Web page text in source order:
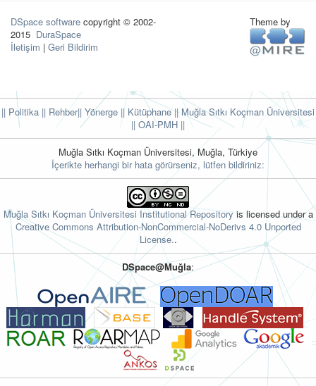
DSpace software copyright © 2002-
2015 DuraSpace
İletişim | Geri Bildirim
Theme by
|| Politika || Rehber|| Yönerge || Kütüphane|| Muğla Sıtkı Koçman Üniversitesi
|| OAI-PMH ||
Muğla Sıtkı Koçman Üniversitesi, Muğla, Türkiye
İçerikte herhangi bir hata görürseniz, lütfen bildiriniz:
Muğla Sıtkı Koçman Üniversitesi Institutional Repository is licensed under a
Creative Commons Attribution-NonCommercial-NoDerivs 4.0 Unported
License..
DSpace@Muğla: